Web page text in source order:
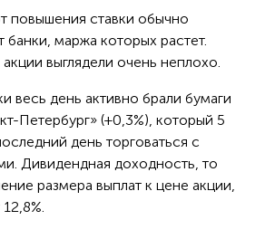
повышения ставки обычно
банки, маржа которых растет.
выглядели очень неплохо.
весь день активно брали бумаги
Петербург» (+0,3%), который 5
день торговаться с
Дивидендная доходность, то
размера выплат к цене акции,